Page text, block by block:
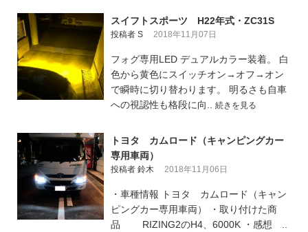
スイフトスポーツ H22年式・ZC31S
投稿者 S 2018年11月07日
フォグ専用LED デュアルカラー装着。 白
色から黄色にスイッチオン→オフ→オン
で瞬時に切り替わります。 明るさも自車
への視認性も格段に向.. 続きを見る
トヨタ カムロード（キャンピングカー
専用車両）
投稿者 鈴木 2018年11月06日
・車種情報 トヨタ カムロード（キャン
ピングカー専用車両） ・取り付けた商
品 RIZING2のH4、6000K ・感想 ..